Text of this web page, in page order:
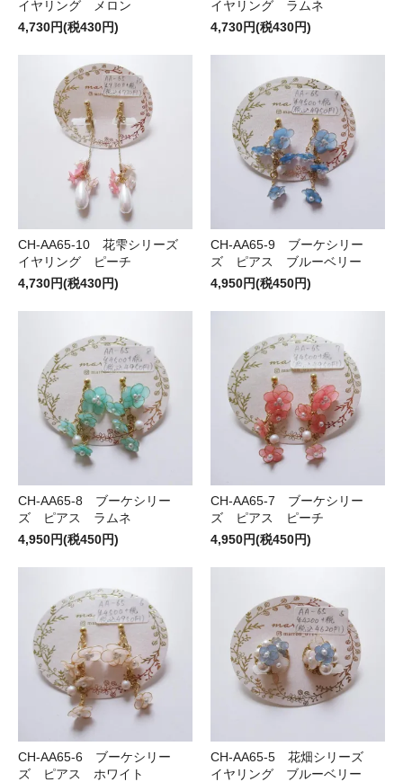
イヤリング メロン
4,730円(税430円)
イヤリング ラムネ
4,730円(税430円)
CH-AA65-10 花雫シリーズ
イヤリング ピーチ
4,730円(税430円)
CH-AA65-9 ブーケシリー
ズ ピアス ブルーベリー
4,950円(税450円)
CH-AA65-8 ブーケシリー
ズ ピアス ラムネ
4,950円(税450円)
CH-AA65-7 ブーケシリー
ズ ピアス ピーチ
4,950円(税450円)
CH-AA65-6 ブーケシリー
ズ ピアス ホワイト
CH-AA65-5 花畑シリーズ
イヤリング ブルーベリー